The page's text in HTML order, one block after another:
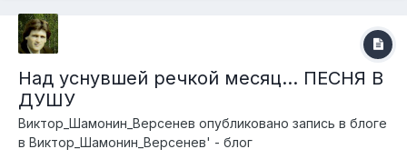
Над уснувшей речкой месяц... ПЕСНЯ В
ДУШУ
Виктор_Шамонин_Версенев опубликовано запись в блоге
в Виктор_Шамонин_Версенев' - блог